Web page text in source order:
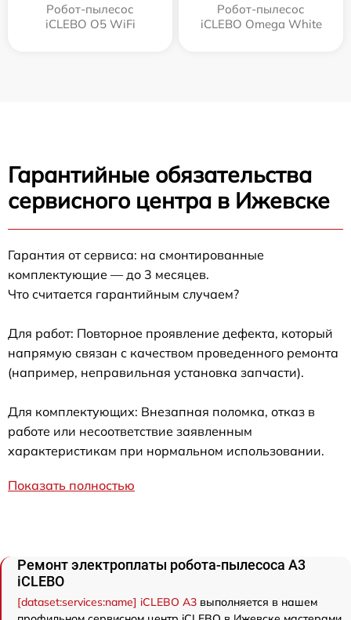
Робот-пылесос
iCLEBO O5 WiFi
Робот-пылесос
iCLEBO Omega White
Гарантийные обязательства
сервисного центра в Ижевске
Гарантия от сервиса: на смонтированные
комплектующие — до 3 месяцев.
Что считается гарантийным случаем?
Для работ: Повторное проявление дефекта, который
напрямую связан с качеством проведенного ремонта
(например, неправильная установка запчасти).
Для комплектующих: Внезапная поломка, отказ в
работе или несоответствие заявленным
характеристикам при нормальном использовании.
Показать полностью
Ремонт электроплаты робота-пылесоса A3
iCLEBO
[dataset:services:name] iCLEBO A3 выполняется в нашем